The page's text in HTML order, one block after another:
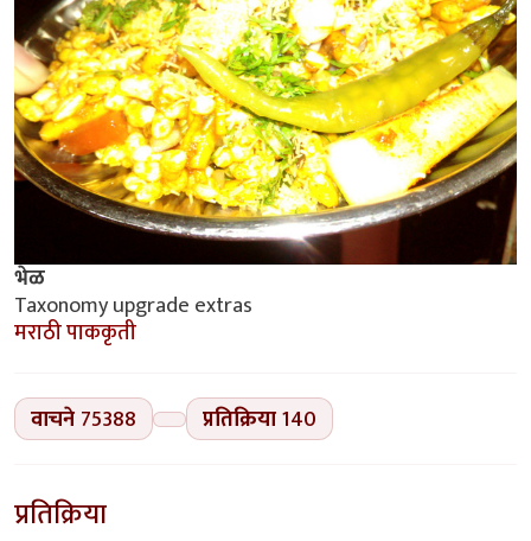
भेळ
Taxonomy upgrade extras
मराठी पाककृती
वाचने 75388 प्रतिक्रिया140
प्रतिक्रिया